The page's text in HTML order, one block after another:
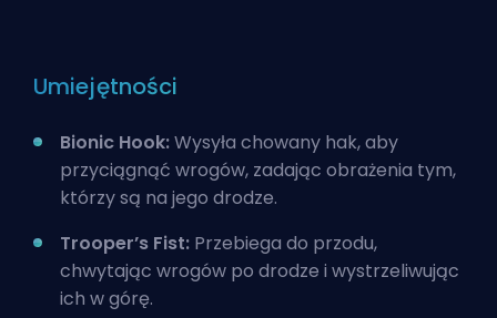
Umiejętności
Bionic Hook:Wysyła chowany hak, aby
przyciągnąć wrogów, zadając obrażenia tym,
którzy są na jego drodze.
Trooper’s Fist: Przebiega do przodu,
chwytając wrogów po drodze i wystrzeliwując
ich w górę.